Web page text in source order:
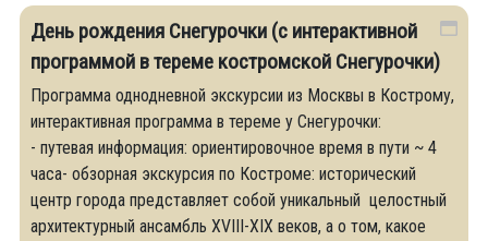
День рождения Снегурочки (с интерактивной
программой в тереме костромской Снегурочки)
Программа однодневной экскурсии из Москвы в Кострому,
интерактивная программа в тереме у Снегурочки:
- путевая информация: ориентировочное время в пути ~ 4
часа- обзорная экскурсия по Костроме: исторический
центр города представляет собой уникальный целостный
архитектурный ансамбль XVIII-XIX веков, а о том, какое